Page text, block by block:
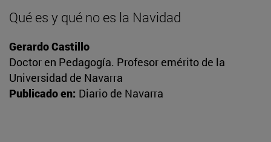
Qué es y qué no es la Navidad
Gerardo Castillo
Doctor en Pedagogía. Profesor emérito de la
Universidad de Navarra
Publicado en: Diario de Navarra